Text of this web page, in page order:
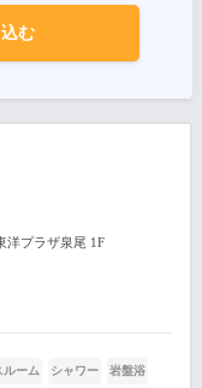
む
洋プラザ泉尾 1F
ルーム シャワー 岩盤浴